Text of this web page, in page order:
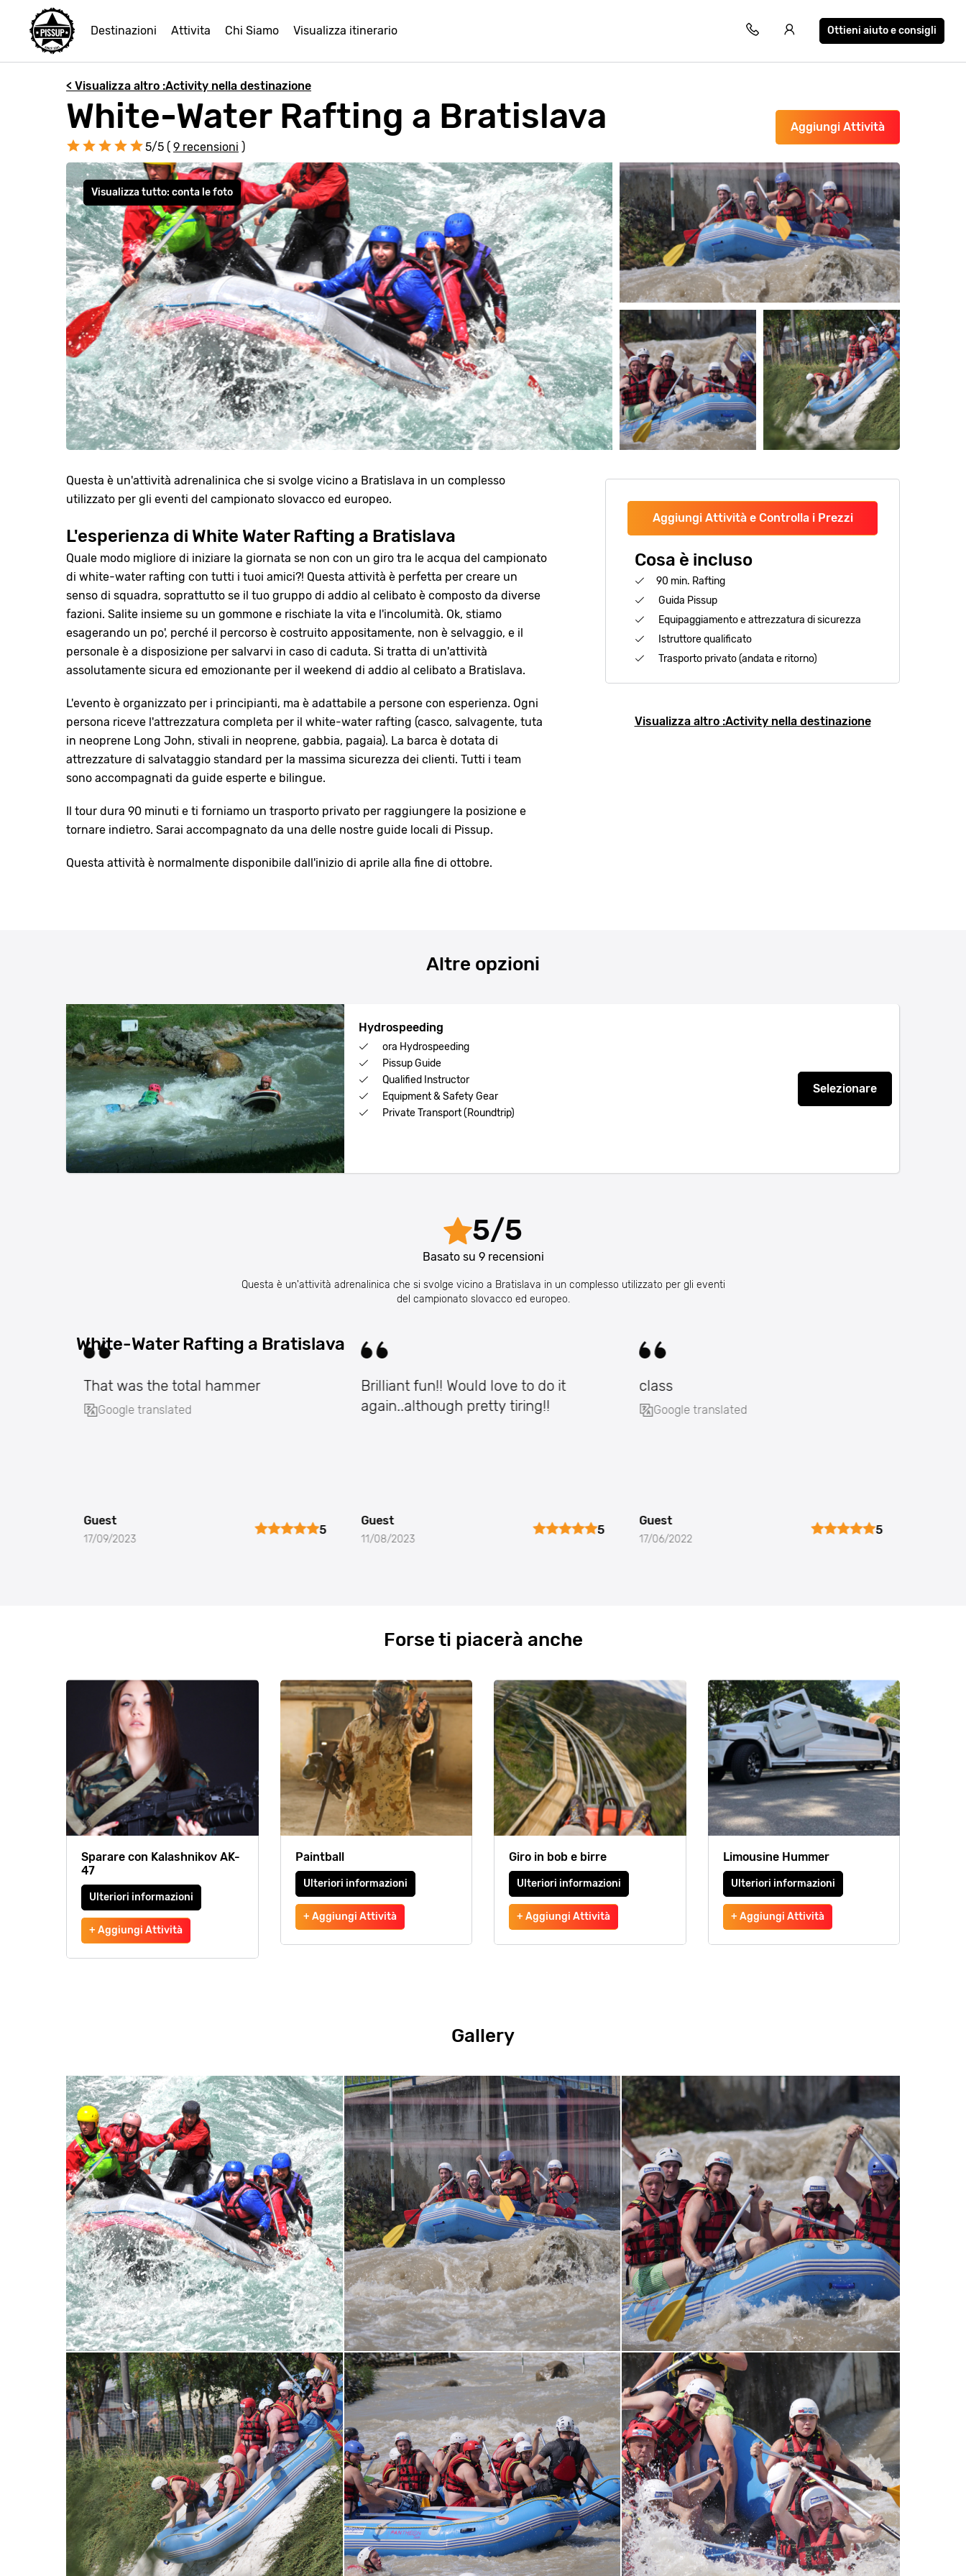
Destinazioni Attivita Chi Siamo Visualizza itinerario Ottieni aiuto e consigli
< Visualizza altro :Activity nella destinazione
Aggiungi Attività
White-Water Rafting a Bratislava
5/5 ( 9 recensioni )
Visualizza tutto: conta le foto
Aggiungi Attività e Controlla i Prezzi
Cosa è incluso
90 min. Rafting
Guida Pissup
Equipaggiamento e attrezzatura di sicurezza
Istruttore qualificato
Trasporto privato (andata e ritorno)
Visualizza altro :Activity nella destinazione
Questa è un'attività adrenalinica che si svolge vicino a Bratislava in un complesso
utilizzato per gli eventi del campionato slovacco ed europeo.
L'esperienza di White Water Rafting a Bratislava
Quale modo migliore di iniziare la giornata se non con un giro tra le acqua del campionato
di white-water rafting con tutti i tuoi amici?! Questa attività è perfetta per creare un
senso di squadra, soprattutto se il tuo gruppo di addio al celibato è composto da diverse
fazioni. Salite insieme su un gommone e rischiate la vita e l'incolumità. Ok, stiamo
esagerando un po', perché il percorso è costruito appositamente, non è selvaggio, e il
personale è a disposizione per salvarvi in caso di caduta. Si tratta di un'attività
assolutamente sicura ed emozionante per il weekend di addio al celibato a Bratislava.
L'evento è organizzato per i principianti, ma è adattabile a persone con esperienza. Ogni
persona riceve l'attrezzatura completa per il white-water rafting (casco, salvagente, tuta
in neoprene Long John, stivali in neoprene, gabbia, pagaia). La barca è dotata di
attrezzature di salvataggio standard per la massima sicurezza dei clienti. Tutti i team
sono accompagnati da guide esperte e bilingue.
Il tour dura 90 minuti e ti forniamo un trasporto privato per raggiungere la posizione e
tornare indietro. Sarai accompagnato da una delle nostre guide locali di Pissup.
Questa attività è normalmente disponibile dall'inizio di aprile alla fine di ottobre.
Altre opzioni
Hydrospeeding
ora Hydrospeeding
Pissup Guide
Qualified Instructor
Equipment & Safety Gear
Private Transport (Roundtrip)
Selezionare
5/5
Basato su 9recensioni
Questa è un'attività adrenalinica che si svolge vicino a Bratislava in un complesso utilizzato per gli eventi
del campionato slovacco ed europeo.
White-Water Rafting a Bratislava
That was the total hammer
Google translated
Guest
17/09/2023
5
Brilliant fun!! Would love to do it
again..although pretty tiring!!
Guest
11/08/2023
5
class
Google translated
Guest
17/06/2022
5
Forse ti piacerà anche
Sparare con Kalashnikov AK-
47
Ulteriori informazioni
+ Aggiungi Attività
Paintball
Ulteriori informazioni
+ Aggiungi Attività
Giro in bob e birre
Ulteriori informazioni
+ Aggiungi Attività
Limousine Hummer
Ulteriori informazioni
+ Aggiungi Attività
Gallery